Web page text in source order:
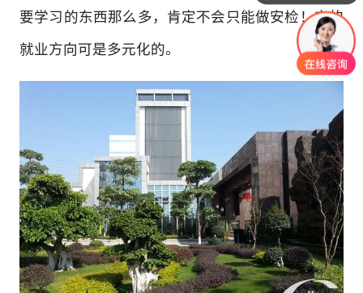
要学习的东西那么多，肯定不会只能做安检！它的
就业方向可是多元化的。